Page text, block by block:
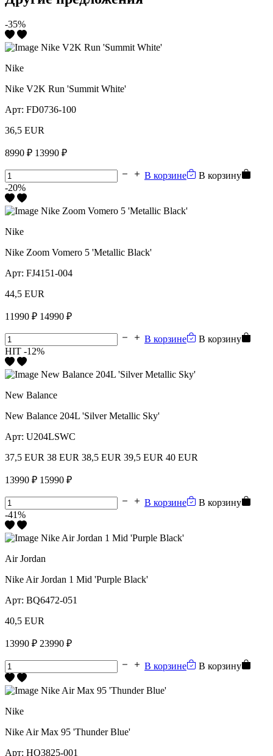
-35%
Nike
Nike V2K Run 'Summit White'
Арт: FD0736-100
36,5 EUR
8990 ₽ 13990 ₽
В корзине
В корзину
-20%
Nike
Nike Zoom Vomero 5 'Metallic Black'
Арт: FJ4151-004
44,5 EUR
11990 ₽ 14990 ₽
В корзине
В корзину
HIT -12%
New Balance
New Balance 204L 'Silver Metallic Sky'
Арт: U204LSWC
37,5 EUR 38 EUR 38,5 EUR 39,5 EUR 40 EUR
13990 ₽ 15990 ₽
В корзине
В корзину
-41%
Air Jordan
Nike Air Jordan 1 Mid 'Purple Black'
Арт: BQ6472-051
40,5 EUR
13990 ₽ 23990 ₽
В корзине В корзину
Nike
Nike Air Max 95 'Thunder Blue'
Арт: HQ3825-001